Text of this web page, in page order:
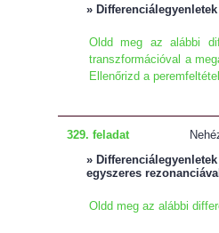
»
Oldd meg az alábbi
transzformációval a
Ellenőrizd a
329. feladat
»
egyszeres rezonanciával
Oldd meg az alábbi